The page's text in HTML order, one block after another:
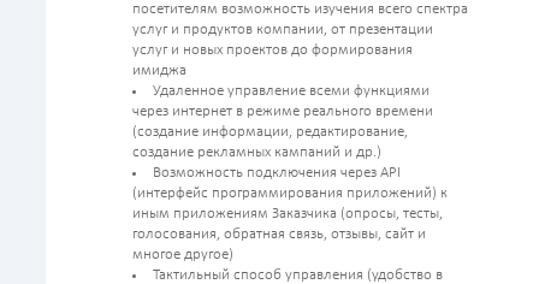
посетителям возможность изучения всего спектра
услуг и продуктов компании, от презентации
услуг и новых проектов до формирования
имиджа
Удаленное управление всеми функциями
через интернет в режиме реального времени
(создание информации, редактирование,
создание рекламных кампаний и др.)
Возможность подключения через API
(интерфейс программирования приложений) к
иным приложениям Заказчика (опросы, тесты,
голосования, обратная связь, отзывы, сайт и
многое другое)
Тактильный способ управления (удобство в